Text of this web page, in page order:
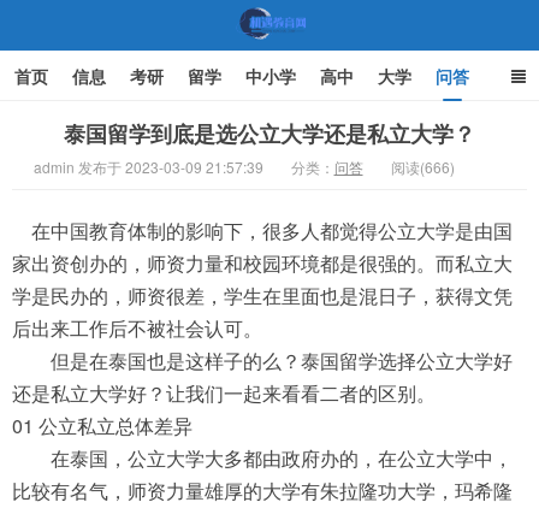
首页 信息 考研 留学 中小学 高中 大学 问答
家庭教育
泰国留学到底是选公立大学还是私立大学？
admin 发布于 2023-03-09 21:57:39 分类： 问答 阅读(666)
在中国教育体制的影响下，很多人都觉得公立大学是由国
家出资创办的，师资力量和校园环境都是很强的。而私立大
学是民办的，师资很差，学生在里面也是混日子，获得文凭
后出来工作后不被社会认可。
但是在泰国也是这样子的么？泰国留学选择公立大学好
还是私立大学好？让我们一起来看看二者的区别。
01 公立私立总体差异
在泰国，公立大学大多都由政府办的，在公立大学中，
比较有名气，师资力量雄厚的大学有朱拉隆功大学，玛希隆